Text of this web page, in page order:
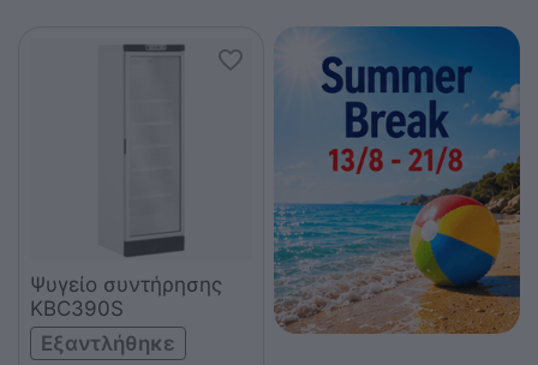
Ψυγείο συντήρησης
KBC390S
Εξαντλήθηκε